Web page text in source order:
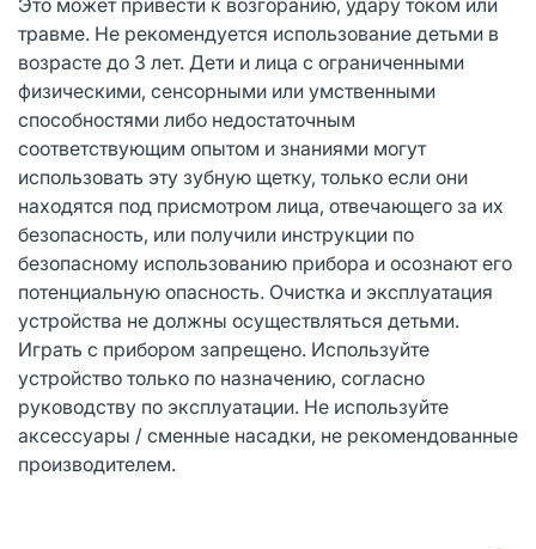
травме. Не рекомендуется использование детьми в
возрасте до 3 лет. Дети и лица с ограниченными
физическими, сенсорными или умственными
способностями либо недостаточным
соответствующим опытом и знаниями могут
использовать эту зубную щетку, только если они
находятся под присмотром лица, отвечающего за их
безопасность, или получили инструкции по
безопасному использованию прибора и осознают его
потенциальную опасность. Очистка и эксплуатация
устройства не должны осуществляться детьми.
Играть с прибором запрещено. Используйте
устройство только по назначению, согласно
руководству по эксплуатации. Не используйте
аксессуары / сменные насадки, не рекомендованные
производителем.